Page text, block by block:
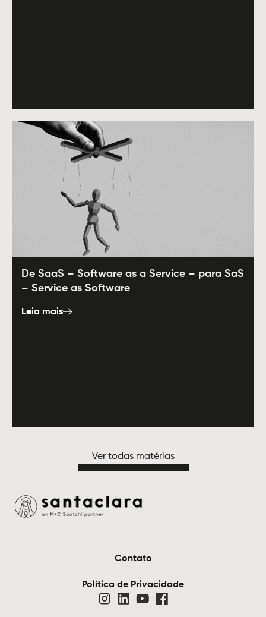
De SaaS – Software as a Service – para SaS
– Service as Software
Leia mais
Ver todas matérias
Contato
Política de Privacidade